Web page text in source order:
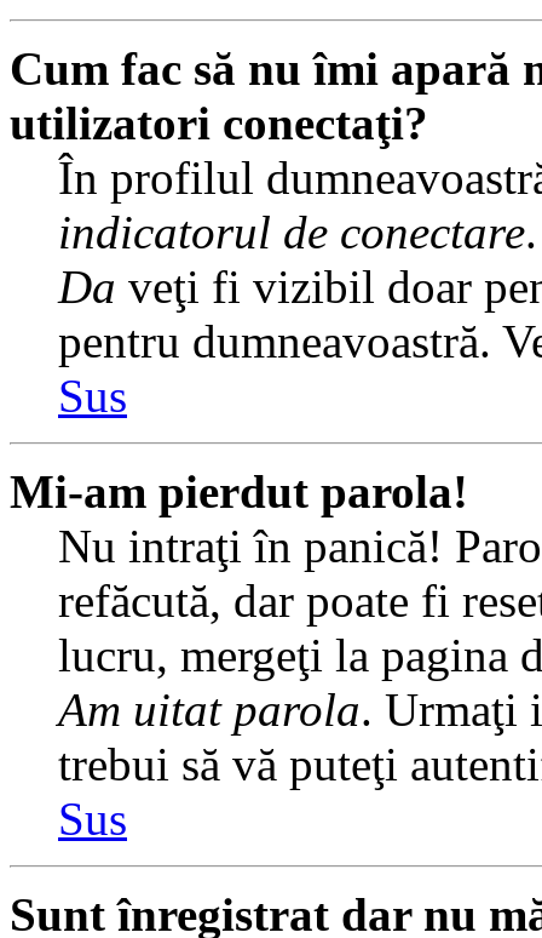
Cum fac să nu îmi apară
utilizatori conectaţi?
În profilul
indicatorul de conectare
Da veţi fi vizibil doar
pentru dumneavoastră.
Sus
Mi-am pierdut parola!
Nu intraţi în panică!
refăcută, dar poate fi
lucru, mergeţi la pagina
Am uitat parola. Urmaţi
trebui să vă puteţi
Sus
Sunt înregistrat dar nu